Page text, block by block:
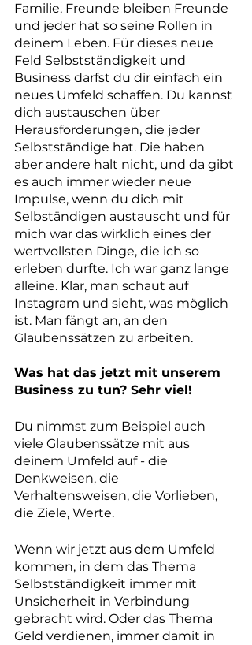
Familie, Freunde bleiben Freunde
und jeder hat so seine Rollen in
deinem Leben. Für dieses neue
Feld Selbstständigkeit und
Business darfst du dir einfach ein
neues Umfeld schaffen. Du kannst
dich austauschen über
Herausforderungen, die jeder
Selbstständige hat. Die haben
aber andere halt nicht, und da gibt
es auch immer wieder neue
Impulse, wenn du dich mit
Selbständigen austauscht und für
mich war das wirklich eines der
wertvollsten Dinge, die ich so
erleben durfte. Ich war ganz lange
alleine. Klar, man schaut auf
Instagram und sieht, was möglich
ist. Man fängt an, an den
Glaubenssätzen zu arbeiten.
Was hat das jetzt mit unserem
Business zu tun? Sehr viel!
Du nimmst zum Beispiel auch
viele Glaubenssätze mit aus
deinem Umfeld auf - die
Denkweisen, die
Verhaltensweisen, die Vorlieben,
die Ziele, Werte.
Wenn wir jetzt aus dem Umfeld
kommen, in dem das Thema
Selbstständigkeit immer mit
Unsicherheit in Verbindung
gebracht wird. Oder das Thema
Geld verdienen, immer damit in